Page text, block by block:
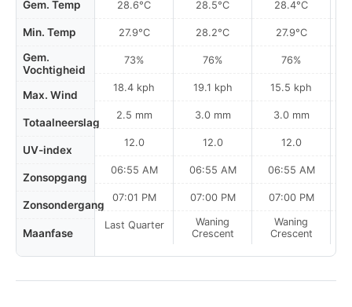
Gem. Temp
Min. Temp
Gem.
Vochtigheid
Max. Wind
Totaalneerslag
UV-index
Zonsopgang
Zonsondergang
Maanfase
28.6°C
27.9°C
73%
18.4 kph
2.5 mm
12.0
06:55 AM
07:01 PM
Last Quarter
28.5°C
28.2°C
76%
19.1 kph
3.0 mm
12.0
06:55 AM
07:00 PM
Waning
Crescent
28.4°C
27.9°C
76%
15.5 kph
3.0 mm
12.0
06:55 AM
07:00 PM
Waning
Crescent